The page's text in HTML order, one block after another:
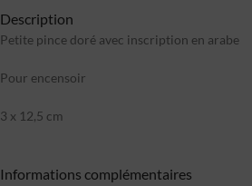
Description
Petite pince doré avec inscription en arabe
Pour encensoir
3 x 12,5 cm
Informations complémentaires